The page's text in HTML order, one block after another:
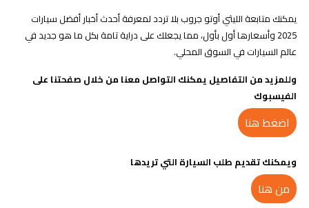
يمكنك متابعة الليثي أوتو جروب بلا تردد لمعرفة أحدث أخبار أفضل سيارات
2025 وأسعارها أول بأول، مما يجعلك على دراية تامة بكل ما هو جديد في
عالم السيارات في السوق المحلي.
وللمزيد من التفاصيل يمكنك التواصل معنا من خلال صفحتنا على
الفيسبوك
اضغط هنا
ويمكنك تقديم طلب السيارة التي تريدها
من هنا